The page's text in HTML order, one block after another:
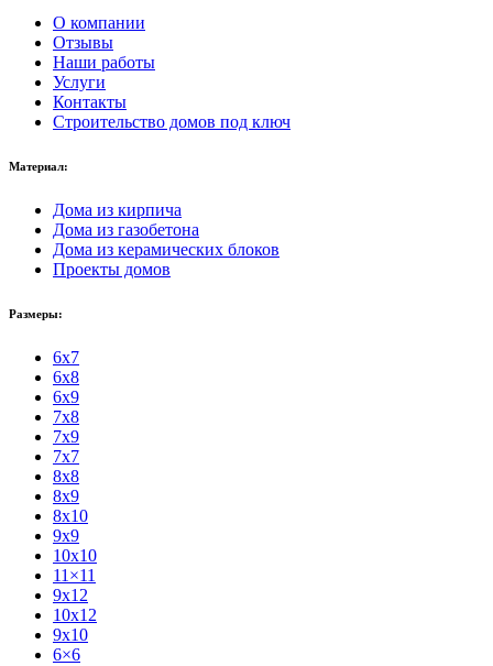
О компании
Отзывы
Наши работы
Услуги
Контакты
Строительство домов под ключ
Материал:
Дома из кирпича
Дома из газобетона
Дома из керамических блоков
Проекты домов
Размеры:
6x7
6x8
6x9
7x8
7x9
7x7
8x8
8x9
8x10
9x9
10x10
11×11
9x12
10x12
9x10
6×6